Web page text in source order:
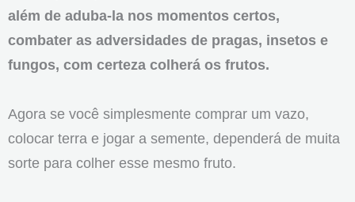
além de aduba-la nos momentos certos,
combater as adversidades de pragas, insetos e
fungos, com certeza colherá os frutos.
Agora se você simplesmente comprar um vazo,
colocar terra e jogar a semente, dependerá de muita
sorte para colher esse mesmo fruto.